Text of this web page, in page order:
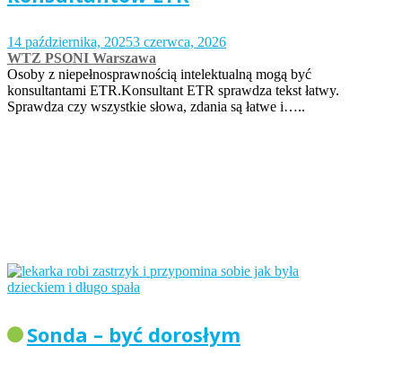
14 października, 20253 czerwca, 2026
WTZ PSONI Warszawa
Osoby z niepełnosprawnością intelektualną mogą być
konsultantami ETR.Konsultant ETR sprawdza tekst łatwy.
Sprawdza czy wszystkie słowa, zdania są łatwe i…..
Sonda – być dorosłym